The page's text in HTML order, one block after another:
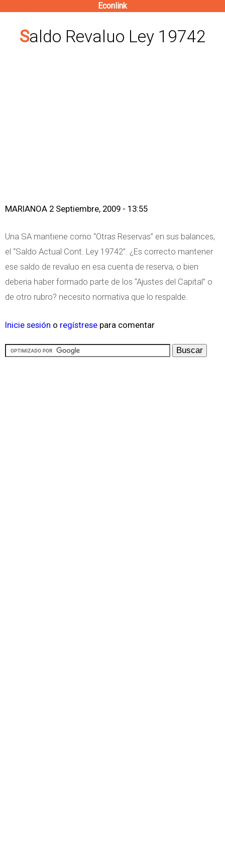
contenido
Econlink
Saldo Revaluo Ley 19742
MARIANOA 2 Septiembre, 2009 - 13:55
Una SA mantiene como “Otras Reservas” en sus balances,
el “Saldo Actual Cont. Ley 19742”. ¿Es correcto mantener
ese saldo de revaluo en esa cuenta de reserva, o bien
deberia haber formado parte de los “Ajustes del Capital” o
de otro rubro? necesito normativa que lo respalde.
Inicie sesión o regístrese para comentar